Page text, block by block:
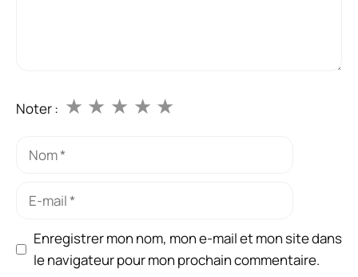
Noter : ★
★
★
★
★
Nom
Enregistrer mon nom, mon e-mail et mon site dans
le navigateur pour mon prochain commentaire.